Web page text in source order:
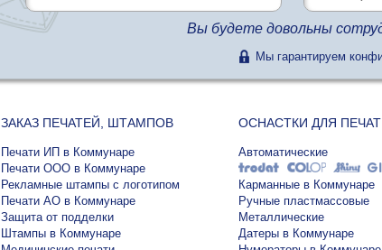
Вы будете довольны
Мы гарантируем
ЗАКАЗ ПЕЧАТЕЙ, ШТАМПОВ
Печати ИП в Коммунаре
Печати ООО в Коммунаре
Рекламные штампы с логотипом
Печати АО в Коммунаре
Защита от подделки
Штампы в Коммунаре
ОСНАСТКИ ДЛЯ
Автоматические
Карманные в Коммунаре
Ручные пластмассовые
Металлические
Датеры в Коммунаре